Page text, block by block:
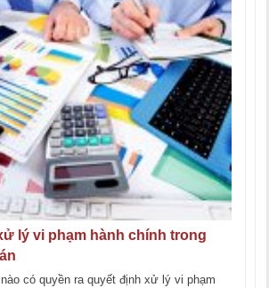
lý vi phạm hành chính trong
có quyền ra quyết định xử lý vi phạm